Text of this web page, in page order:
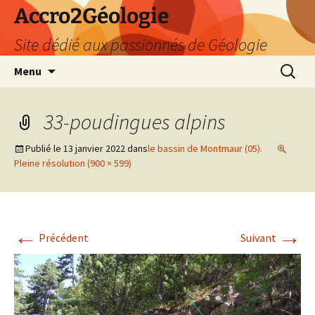
Accro2Géologie
Site dédié aux passionnés de Géologie
Menu
33-poudingues alpins
Publié le 13 janvier 2022dansle bassin de Montmaur (05).
Pleine résolution (900 × 599)
← Précédent Suivant →